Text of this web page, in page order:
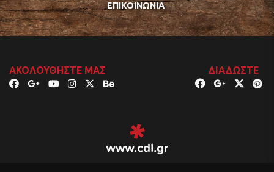
ΕΠΙΚΟΙΝΩΝΊΑ
ΑΚΟΛΟΥΘΉΣΤΕ ΜΑΣ ΔΙΑΔΏΣΤΕ